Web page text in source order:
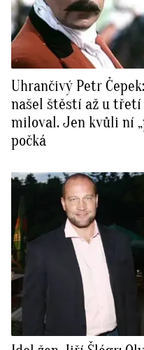
Uhrančivý Petr
našel štěstí až u třetí
miloval. Jen kvůli ní
počká